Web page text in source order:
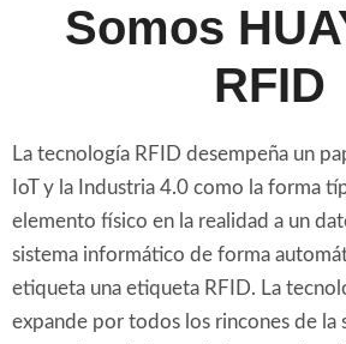
Somos
RFID
La tecnología RFID desempeña un
IoT y la Industria 4.0 como la forma
elemento físico en la realidad a un
sistema informático de forma
etiqueta una etiqueta RFID. La
expande por todos los rincones de la